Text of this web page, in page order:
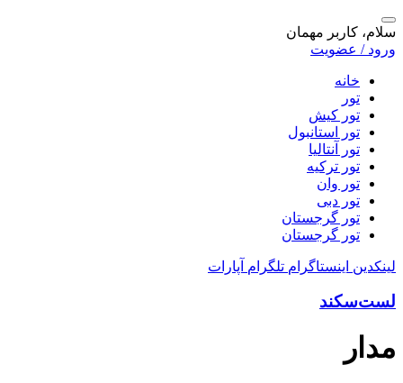
سلام، کاربر مهمان
ورود / عضویت
خانه
تور
تور کیش
تور استانبول
تور آنتالیا
تور ترکیه
تور وان
تور دبی
تور گرجستان
تور گرجستان
لینکدین اینستاگرام تلگرام آپارات
لست‌سکند
مدار